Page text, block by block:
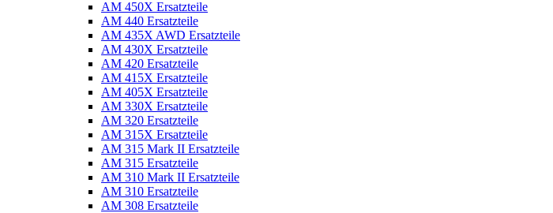
AM 450X Ersatzteile
AM 440 Ersatzteile
AM 435X AWD Ersatzteile
AM 430X Ersatzteile
AM 420 Ersatzteile
AM 415X Ersatzteile
AM 405X Ersatzteile
AM 330X Ersatzteile
AM 320 Ersatzteile
AM 315X Ersatzteile
AM 315 Mark II Ersatzteile
AM 315 Ersatzteile
AM 310 Mark II Ersatzteile
AM 310 Ersatzteile
AM 308 Ersatzteile